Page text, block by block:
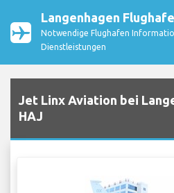
Langenhagen
Notwendige Flughafen
Dienstleistungen
Jet Linx Aviation bei
HAJ